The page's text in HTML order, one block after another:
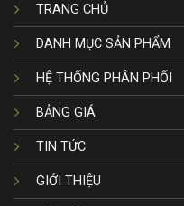
TRANG CHỦ
DANH MỤC SẢN PHẨM
HỆ THỐNG PHÂN PHỐI
BẢNG GIÁ
TIN TỨC
GIỚI THIỆU